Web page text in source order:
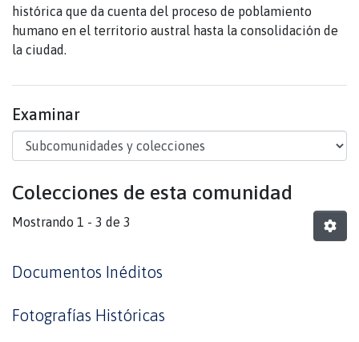
histórica que da cuenta del proceso de poblamiento
humano en el territorio austral hasta la consolidación de
la ciudad.
Examinar
Colecciones de esta comunidad
Mostrando 1 - 3 de 3
Documentos Inéditos
Fotografías Históricas